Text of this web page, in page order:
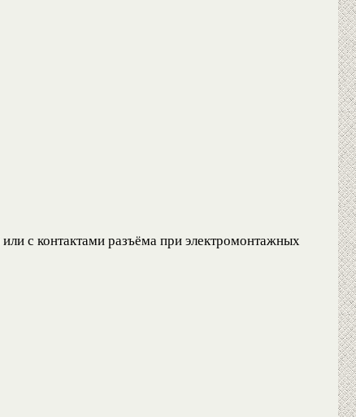
с контактами разъёма при электромонтажных